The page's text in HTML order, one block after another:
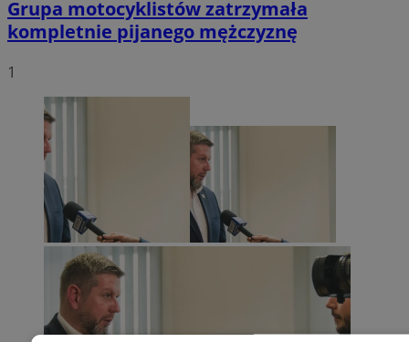
Grupa motocyklistów zatrzymała
kompletnie pijanego mężczyznę
1